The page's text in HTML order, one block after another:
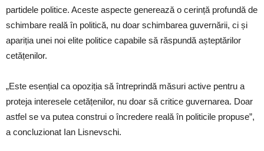
partidele politice. Aceste aspecte generează o cerință profundă de
schimbare reală în politică, nu doar schimbarea guvernării, ci și
apariția unei noi elite politice capabile să răspundă așteptărilor
cetățenilor.
„Este esențial ca opoziția să întreprindă măsuri active pentru a
proteja interesele cetățenilor, nu doar să critice guvernarea. Doar
astfel se va putea construi o încredere reală în politicile propuse”,
a concluzionat Ian Lisnevschi.